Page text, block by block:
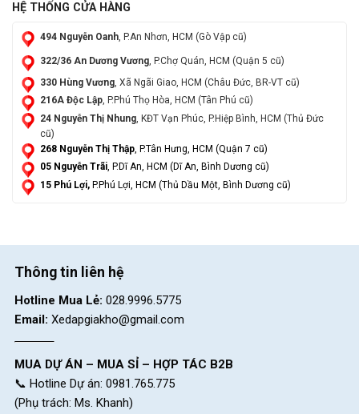
HỆ THỐNG CỬA HÀNG
494 Nguyễn Oanh , P.An Nhơn, HCM (Gò Vập cũ)
322/36 An Dương Vương , P.Chợ Quán, HCM (Quận 5 cũ)
330 Hùng Vương, Xã Ngãi Giao, HCM (Châu Đức, BR-VT cũ)
216A Độc Lập, P.Phú Thọ Hòa, HCM (Tân Phú cũ)
24 Nguyễn Thị Nhung , KĐT Vạn Phúc, P.Hiệp Bình, HCM (Thủ Đức
cũ)
268 Nguyễn Thị Thập , P.Tân Hưng, HCM (Quận 7 cũ)
05 Nguyễn Trãi, P.Dĩ An, HCM (Dĩ An, Bình Dương cũ)
15 Phú Lợi, P.Phú Lợi, HCM (Thủ Dầu Một, Bình Dương cũ)
Thông tin liên hệ
Hotline Mua Lẻ: 028.9996.5775
Email: Xedapgiakho@gmail.com
MUA DỰ ÁN – MUA SỈ – HỢP TÁC B2B
📞 Hotline Dự án: 0981.765.775
(Phụ trách: Ms. Khanh)